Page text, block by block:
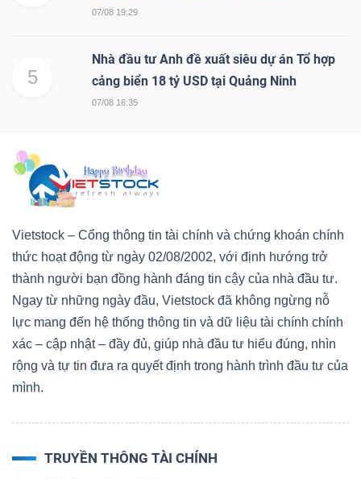
07/08 19:29
5
Nhà đầu tư Anh đề xuất siêu dự án Tổ hợp
cảng biển 18 tỷ USD tại Quảng Ninh
07/08 16:35
Vietstock – Cổng thông tin tài chính và chứng khoán chính
thức hoạt động từ ngày 02/08/2002, với định hướng trở
thành người bạn đồng hành đáng tin cậy của nhà đầu tư.
Ngay từ những ngày đầu, Vietstock đã không ngừng nỗ
lực mang đến hệ thống thông tin và dữ liệu tài chính chính
xác – cập nhật – đầy đủ, giúp nhà đầu tư hiểu đúng, nhìn
rộng và tự tin đưa ra quyết định trong hành trình đầu tư của
mình.
TRUYỀN THÔNG TÀI CHÍNH
(-)
Tin
tức
(-)
Bài
viết
của
tác
giả
(-)
Báo
phân